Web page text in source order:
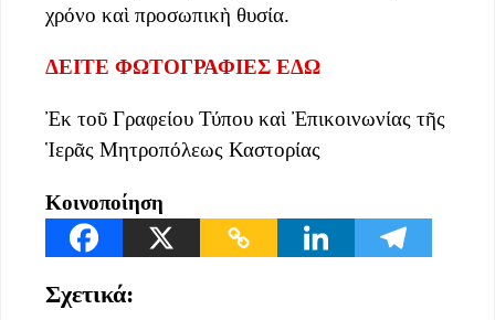
χρόνο καὶ προσωπικὴ θυσία.
ΔΕΙΤΕ ΦΩΤΟΓΡΑΦΙΕΣ ΕΔΩ
Ἐκ τοῦ Γραφείου Τύπου καὶ Ἐπικοινωνίας τῆς
Ἱερᾶς Μητροπόλεως Καστορίας
Κοινοποίηση
Σχετικά: